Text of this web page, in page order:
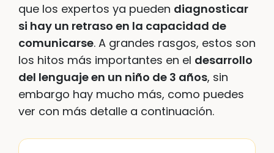
que los expertos ya pueden diagnosticar
si hay un retraso en la capacidad de
comunicarse. A grandes rasgos, estos son
los hitos más importantes en el desarrollo
del lenguaje en un niño de 3 años, sin
embargo hay mucho más, como puedes
ver con más detalle a continuación.